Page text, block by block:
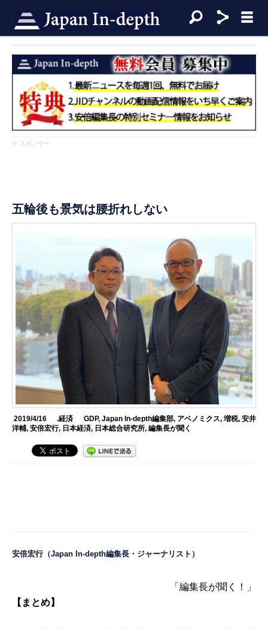
※ スポンサー
五輪後も景気は腰折れしない
2019/4/16 .経済 GDP, Japan In-depth編集部, アベノミクス, 増税, 安井
洋輔,安倍宏行, 日本経済, 日本総合研究所,編集長が聞く
安倍宏行（Japan In-depth編集長・ジャーナリスト）
「編集長が聞く！」
【まとめ】